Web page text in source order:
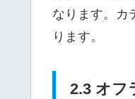
なります。カ
ります。
2.3 オフ